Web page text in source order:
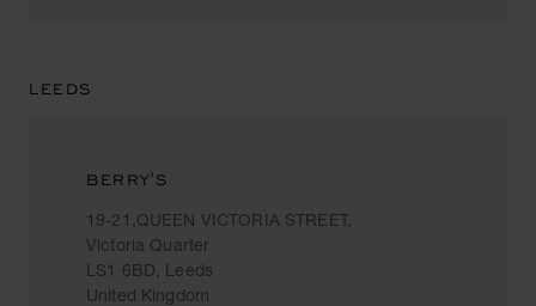
LEEDS
BERRY'S
19-21,QUEEN VICTORIA STREET,
Victoria Quarter
LS1 6BD, Leeds
United Kingdom